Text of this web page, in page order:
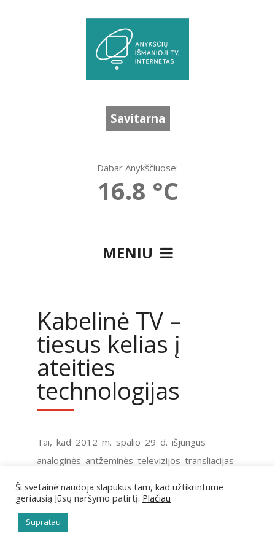
Savitarna
Dabar Anykščiuose:
16.8 °C
MENIU
Kabelinė TV –
tiesus kelias į
ateities
technologijas
Tai, kad 2012 m. spalio 29 d. išjungus
analoginės antžeminės televizijos transliacijas
žiūrėti analoginę TV, toli gražu nereiškia, kad
jie negalės naudotis skaitmeninės TV,
spartaus interneto ir kitomis informacinės
Ši svetainė naudoja slapukus tam, kad užtikrintume
geriausią Jūsų naršymo patirtį. Plačiau
Supratau